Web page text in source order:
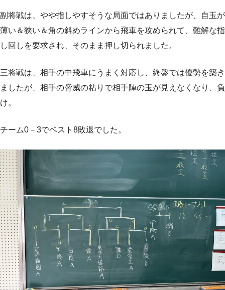
副将戦は、やや指しやすそうな局面ではありましたが、自玉が
薄い＆狭い＆角の斜めラインから飛車を攻められて、難解な指
し回しを要求され、そのまま押し切られました。
三将戦は、相手の中飛車にうまく対応し、終盤では優勢を築き
ましたが、相手の脅威の粘りで相手陣の玉が見えなくなり、負
け。
チーム0－3でベスト8敗退でした。